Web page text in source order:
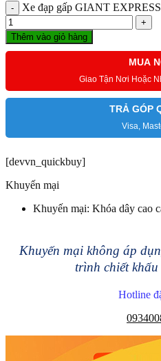
Xe đạp gấp GIANT
Thêm vào giỏ hàng
MUA
Giao Tận Nơi Hoặc
TRẢ GÓP
Visa,
[devvn_quickbuy]
Khuyến mại
Khuyến mại: Khóa dây cao
Khuyến mại không áp
trình chiết
Hotline